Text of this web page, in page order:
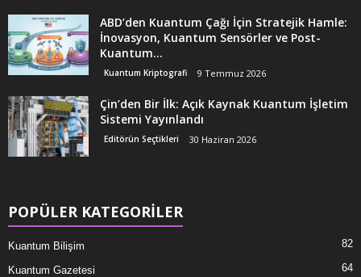
ABD’den Kuantum Çağı İçin Stratejik Hamle:
İnovasyon, Kuantum Sensörler ve Post-
Kuantum...
Kuantum Kriptografi 9 Temmuz 2026
Çin’den Bir İlk: Açık Kaynak Kuantum İşletim
Sistemi Yayınlandı
Editörün Seçtikleri 30 Haziran 2026
POPÜLER KATEGORİLER
Kuantum Bilişim 82
Kuantum Gazetesi 64